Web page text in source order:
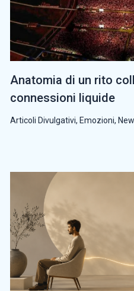
Anatomia di un rito
connessioni liquide
Articoli Divulgativi, Emozioni,